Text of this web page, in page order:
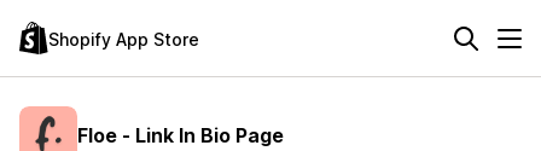
Shopify App Store
Floe ‑ Link In Bio Page